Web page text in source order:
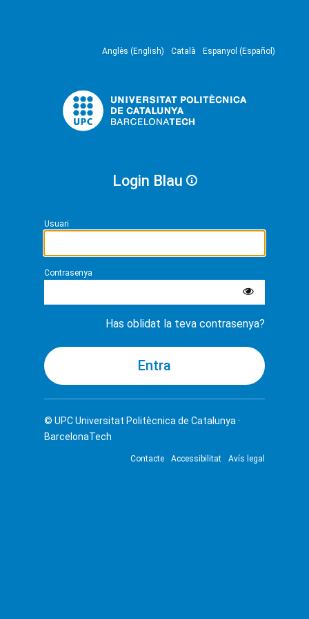
Anglès (English) Català Espanyol (Español)
Login Blau
Usuari
Contrasenya
Has oblidat la teva contrasenya?
© UPCUniversitat Politècnica de Catalunya ·
BarcelonaTech
Contacte Accessibilitat Avís legal